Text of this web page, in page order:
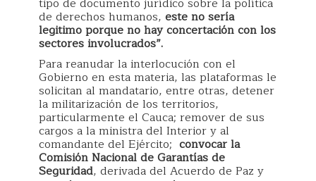
de derechos humanos, este no sería
legitimo porque no hay concertación con los
sectores involucrados”.
Para reanudar la interlocución con el
Gobierno en esta materia, las plataformas le
solicitan al mandatario, entre otras, detener
la militarización de los territorios,
particularmente el Cauca; remover de sus
cargos a la ministra del Interior y al
comandante del Ejército; convocar la
Comisión Nacional de Garantías de
Seguridad, derivada del Acuerdo de Paz y